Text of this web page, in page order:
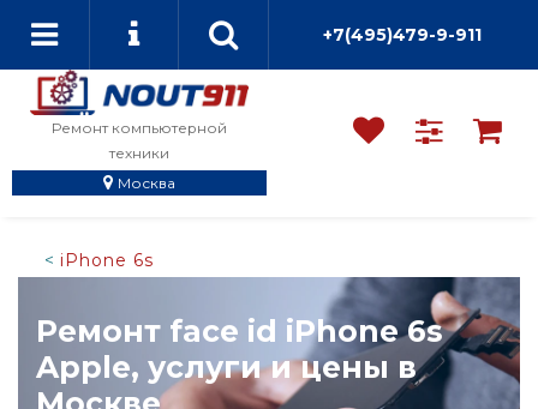
+7(495)479-9-911
Ремонт компьютерной
техники
Москва
iPhone 6s
Ремонт face id iPhone 6s
Apple, услуги и цены в